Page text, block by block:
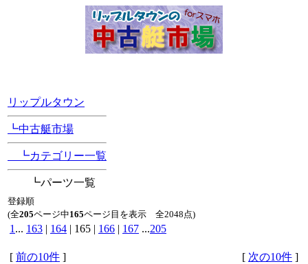
リップルタウン
┗中古艇市場
┗カテゴリー一覧
┗パーツ一覧
登録順
(全205ページ中165ページ目を表示 全2048点)
1 ... 163 | 164 | 165 | 166 | 167 ...205
[ 前の10件 ] [ 次の10件 ]